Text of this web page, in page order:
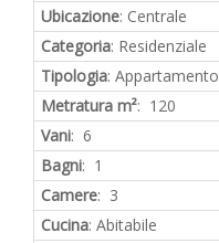
Ubicazione: Centrale
Categoria: Residenziale
Tipologia: Appartamento
Metratura m²: 120
Vani: 6
Bagni: 1
Camere: 3
Cucina: Abitabile